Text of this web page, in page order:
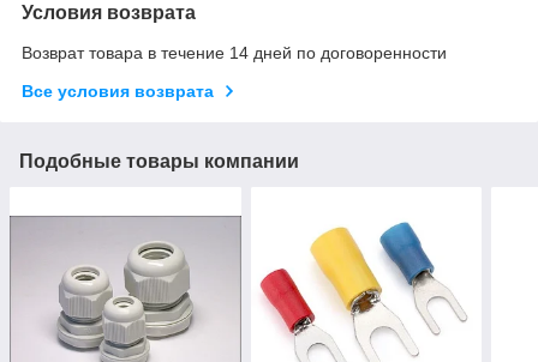
Условия возврата
Возврат товара в течение 14 дней по договоренности
Все условия возврата
Подобные товары компании